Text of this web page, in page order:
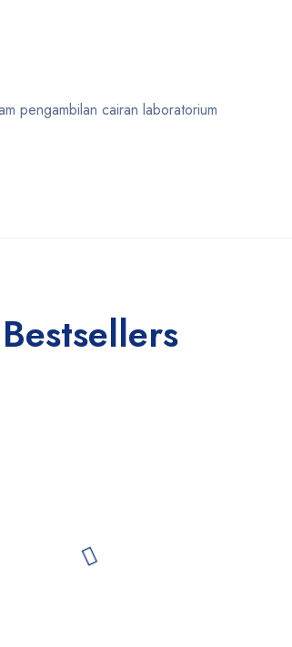
pengambilan cairan laboratorium
Bestsellers